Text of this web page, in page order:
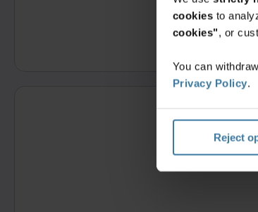
cookies to
cookies", or
You can
Privacy Policy.
Reject